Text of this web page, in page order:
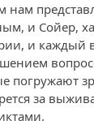
нам
и Сойер,
и каждый
погружают
за